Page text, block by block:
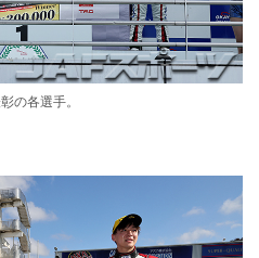
の各選手。